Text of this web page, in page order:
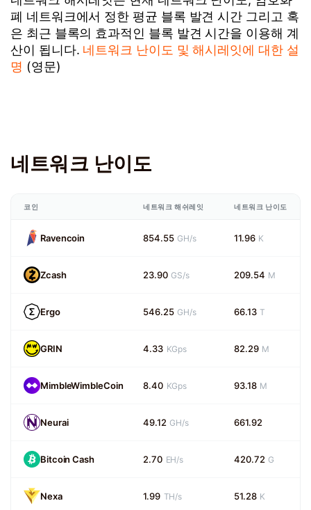
폐 네트워크에서 정한 평균 블록 발견 시간 그리고 혹
은 최근 블록의 효과적인 블록 발견 시간을 이용해 계
산이 됩니다. 네트워크 난이도 및 해시레잇에 대한 설
명 (영문)
네트워크 난이도
코인 네트워크 해쉬레잇 네트워크 난이도
Ravencoin 854.55 GH/s 11.96 K
Zcash 23.90 GS/s 209.54 M
Ergo 546.25 GH/s 66.13 T
GRIN 4.33 KGps 82.29 M
MimbleWimbleCoin 8.40 KGps 93.18 M
Neurai 49.12 GH/s 661.92
Bitcoin Cash 2.70 EH/s 420.72 G
Nexa 1.99 TH/s 51.28 K